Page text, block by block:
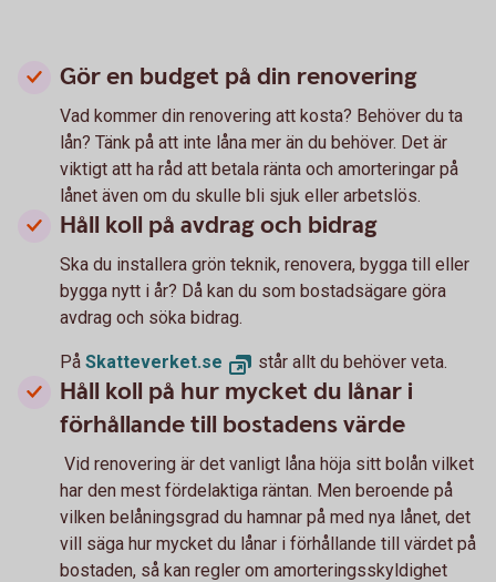
Gör en budget på din renovering
Vad kommer din renovering att kosta? Behöver du ta
lån? Tänk på att inte låna mer än du behöver. Det är
viktigt att ha råd att betala ränta och amorteringar på
lånet även om du skulle bli sjuk eller arbetslös.
Håll koll på avdrag och bidrag
Ska du installera grön teknik, renovera, bygga till eller
bygga nytt i år? Då kan du som bostadsägare göra
avdrag och söka bidrag.
På Skatteverket.se står allt du behöver veta.
Håll koll på hur mycket du lånar i
förhållande till bostadens värde
Vid renovering är det vanligt låna höja sitt bolån vilket
har den mest fördelaktiga räntan. Men beroende på
vilken belåningsgrad du hamnar på med nya lånet, det
vill säga hur mycket du lånar i förhållande till värdet på
bostaden, så kan regler om amorteringsskyldighet